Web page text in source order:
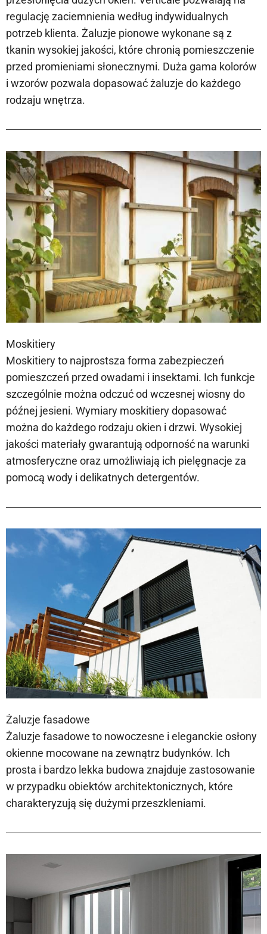
regulację zaciemnienia według indywidualnych
potrzeb klienta. Żaluzje pionowe wykonane są z
tkanin wysokiej jakości, które chronią pomieszczenie
przed promieniami słonecznymi. Duża gama kolorów
i wzorów pozwala dopasować żaluzje do każdego
rodzaju wnętrza.
Moskitiery
Moskitiery to najprostsza forma zabezpieczeń
pomieszczeń przed owadami i insektami. Ich funkcje
szczególnie można odczuć od wczesnej wiosny do
późnej jesieni. Wymiary moskitiery dopasować
można do każdego rodzaju okien i drzwi. Wysokiej
jakości materiały gwarantują odporność na warunki
atmosferyczne oraz umożliwiają ich pielęgnacje za
pomocą wody i delikatnych detergentów.
Żaluzje fasadowe
Żaluzje fasadowe to nowoczesne i eleganckie osłony
okienne mocowane na zewnątrz budynków. Ich
prosta i bardzo lekka budowa znajduje zastosowanie
w przypadku obiektów architektonicznych, które
charakteryzują się dużymi przeszkleniami.